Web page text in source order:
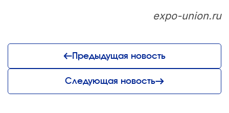
expo-union.ru
Предыдущая новость
Следующая новость